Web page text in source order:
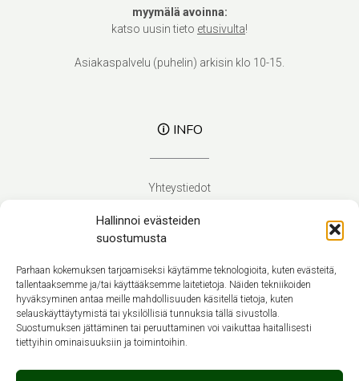
Hallinnoi evästeiden
suostumusta
Parhaan kokemuksen tarjoamiseksi käytämme teknologioita, kuten evästeitä,
tallentaaksemme ja/tai käyttääksemme laitetietoja. Näiden tekniikoiden
hyväksyminen antaa meille mahdollisuuden käsitellä tietoja, kuten
selauskäyttäytymistä tai yksilöllisiä tunnuksia tällä sivustolla.
Suostumuksen jättäminen tai peruuttaminen voi vaikuttaa haitallisesti
tiettyihin ominaisuuksiin ja toimintoihin.
myymälä avoinna:
katso uusin tieto etusivulta!
Asiakaspalvelu (puhelin) arkisin klo 10-15.
🛈 INFO
Yhteystiedot
Toimitusehdot
Tietosuojaseloste
Suomi